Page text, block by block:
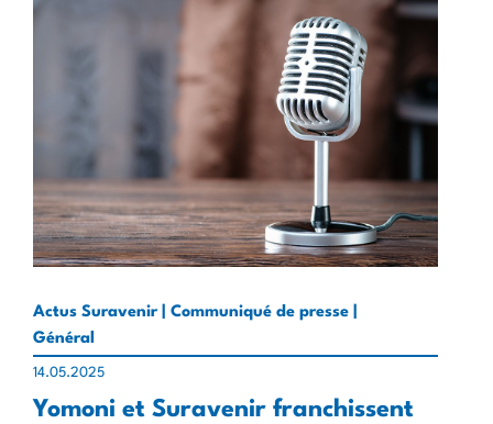
Actus Suravenir | Communiqué de presse |
Général
14.05.2025
Yomoni et Suravenir franchissent